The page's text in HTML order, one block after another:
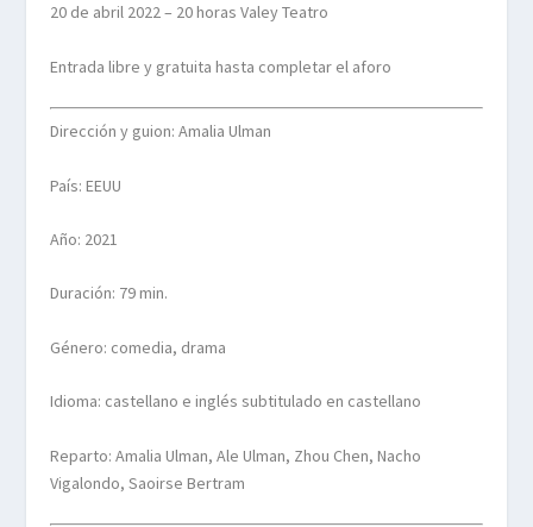
20 de abril 2022 – 20 horas Valey Teatro
Entrada libre y gratuita hasta completar el aforo
Dirección y guion: Amalia Ulman
País: EEUU
Año: 2021
Duración: 79 min.
Género: comedia, drama
Idioma: castellano e inglés subtitulado en castellano
Reparto: Amalia Ulman, Ale Ulman, Zhou Chen, Nacho
Vigalondo, Saoirse Bertram